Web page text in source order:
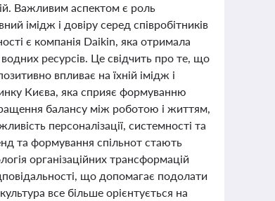
Важливим аспектом є роль
імідж і довіру серед співробітників
є компанія Daikin, яка отримала
ресурсів. Це свідчить про те, що
впливає на їхній імідж і
Києва, яка сприяє формуванню
балансу між роботою і життям,
персоналізації, системності та
та формування спільнот стають
організаційних трансформацій
що допомагає подолати
все більше орієнтується на